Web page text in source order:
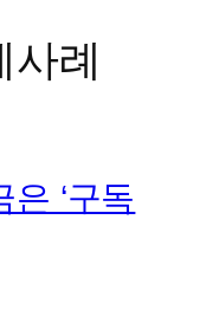
사례
‘구독